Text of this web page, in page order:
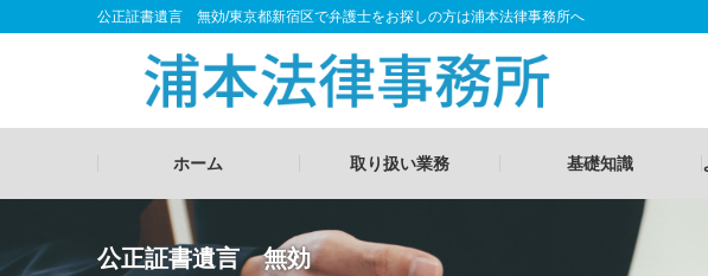
公正証書遺言 無効/東京都新宿区で弁護士をお探しの方は浦本法律事務所へ
ホーム 取り扱い業務 基礎知識
公正証書遺言 無効